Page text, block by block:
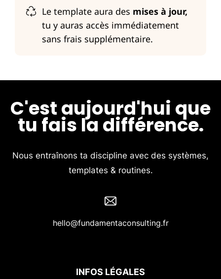
Le template aura des mises à jour,
tu y auras accès immédiatement
sans frais supplémentaire.
C'est aujourd'hui que
tu fais la différence.
Nous entraînons ta discipline avec des systèmes,
templates & routines.
hello@fundamentaconsulting.fr
INFOS LÉGALES